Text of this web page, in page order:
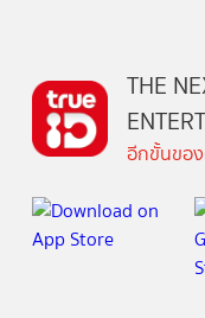
THE
อีกขั้นขอ